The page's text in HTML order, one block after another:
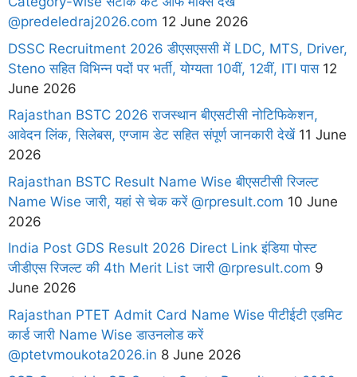
@predeledraj2026.com 12 June 2026
DSSC Recruitment 2026 डीएसएससी में LDC, MTS, Driver,
Steno सहित विभिन्न पदों पर भर्ती, योग्यता 10वीं, 12वीं, ITI पास12
June 2026
Rajasthan BSTC 2026 राजस्थान बीएसटीसी नोटिफिकेशन,
आवेदन लिंक, सिलेबस, एग्जाम डेट सहित संपूर्ण जानकारी देखें11 June
2026
Rajasthan BSTC Result Name Wise बीएसटीसी रिजल्ट
Name Wise जारी, यहां से चेक करें @rpresult.com 10 June
2026
India Post GDS Result 2026 Direct Link इंडिया पोस्ट
जीडीएस रिजल्ट की 4th Merit List जारी @rpresult.com 9
June 2026
Rajasthan PTET Admit Card Name Wise पीटीईटी एडमिट
कार्ड जारी Name Wise डाउनलोड करें
@ptetvmoukota2026.in 8 June 2026